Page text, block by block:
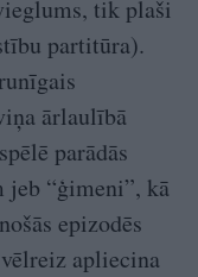
tik plaši
partitūra).
ārlaulībā
parādās
“ģimeni”, kā
epizodēs
apliecina